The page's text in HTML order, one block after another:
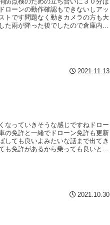
ローンの動作確認もできないしアッ
トです問題なく動きカメラの方も大
雨が降った後でしたので倉庫内に
2021.11.13
なっていきそうな感じですねドロー
の免許と一緒でドローン免許も更新
しても良いよみたいな話まで出てき
も免許があるから乗っても良いとい
2021.10.30